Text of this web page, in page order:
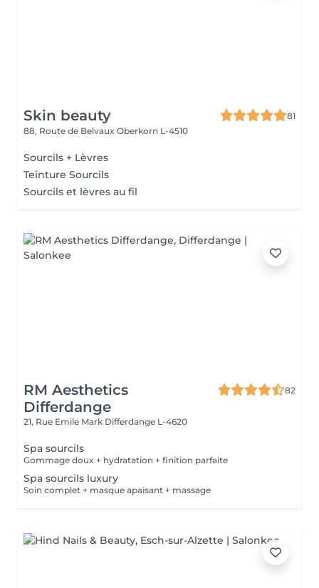
Skin beauty
81
88, Route de Belvaux Oberkorn L-4510
Sourcils + Lèvres
Teinture Sourcils
Sourcils et lèvres au fil
RM Aesthetics
Differdange
82
21, Rue Emile Mark Differdange L-4620
Spa sourcils
Gommage doux + hydratation + finition parfaite
Spa sourcils luxury
Soin complet + masque apaisant + massage